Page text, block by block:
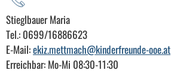
Stieglbauer Maria
Tel.: 0699/16886623
E-Mail:ekiz.mettmach@kinderfreunde-ooe.at
Erreichbar: Mo-Mi 08:30-11:30